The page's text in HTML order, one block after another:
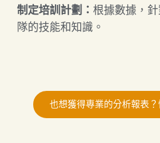
制定培訓計劃：​根據數據，
隊的技能和知識。
也想獲得專業的分析報表？